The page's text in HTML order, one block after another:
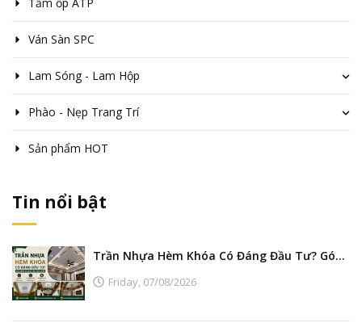
Ván Sàn SPC
Lam Sóng - Lam Hộp
Phào - Nẹp Trang Trí
Sản phẩm HOT
Tin nổi bật
Trần Nhựa Hèm Khóa Có Đáng Đầu Tư? Góc Nhìn Từ Nhà Máy Sản Xuất
Friday, 07/08/2026